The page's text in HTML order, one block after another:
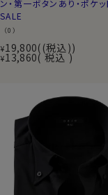
ン・第一ボタンあり・ポケッ
SALE
（0）
¥19,800 (税込)
¥13,860 税込